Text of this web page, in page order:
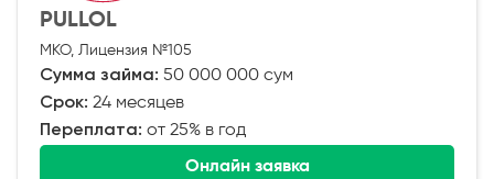
PULLOL
МКО, Лицензия №105
Сумма займа: 50 000 000 сум
Срок: 24 месяцев
Переплата: от 25% в год
Онлайн заявка